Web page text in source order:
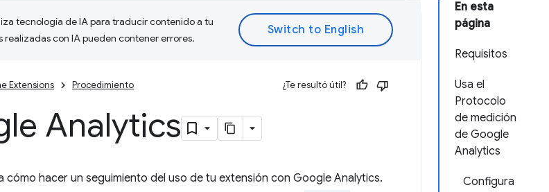
En esta
página
Requisitos
Usa el
Protocolo
de medición
de Google
Analytics
Configura
tecnología de IA para traducir contenido a tu
con IA pueden contener errores.
Extensions Procedimiento ¿Te resultó útil?
Analytics
cómo hacer un seguimiento del uso de tu extensión con Google Analytics.